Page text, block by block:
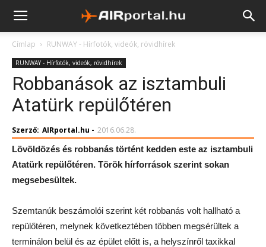
Címlap RUNWAY - Hírfotók, videók, rövidhírek
RUNWAY - Hírfotók, videók, rövidhírek
Robbanások az isztambuli
Atatürk repülőtéren
Szerző: AIRportal.hu - 2016.06.28.
Lövöldözés és robbanás történt kedden este az isztambuli
Atatürk repülőtéren. Török hírforrások szerint sokan
megsebesültek.
Szemtanúk beszámolói szerint két robbanás volt hallható a
repülőtéren, melynek következtében többen megsérültek a
terminálon belül és az épület előtt is, a helyszínről taxikkal